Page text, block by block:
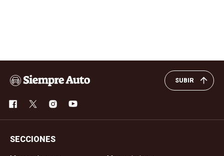
SUBIR
SECCIONES